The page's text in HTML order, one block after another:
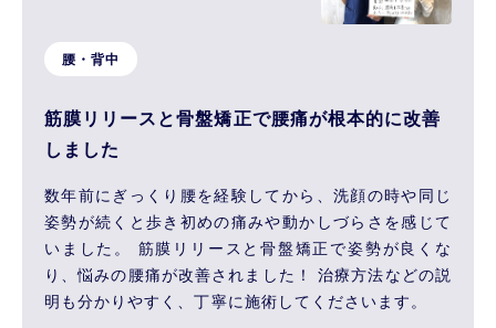
腰・背中
筋膜リリースと骨盤矯正で腰痛が根本的に改善
しました
数年前にぎっくり腰を経験してから、洗顔の時や同じ
姿勢が続くと歩き初めの痛みや動かしづらさを感じて
いました。 筋膜リリースと骨盤矯正で姿勢が良くな
り、悩みの腰痛が改善されました！ 治療方法などの説
明も分かりやすく、丁寧に施術してくださいます。